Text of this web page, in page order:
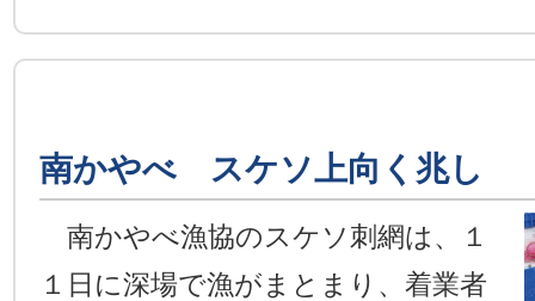
南かやべ スケソ上向く兆し
南かやべ漁協のスケソ刺網は、１
１日に深場で漁がまとまり、着業者